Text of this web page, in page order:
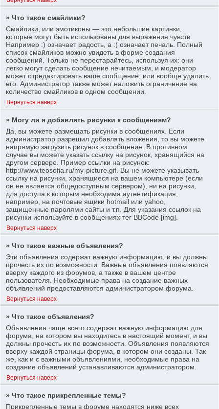
» Что такое смайлики?
Смайлики, или эмотиконы — это небольшие картинки,
которые могут быть использованы для выражения чувств.
Например :) означает радость, а :( означает печаль. Полный
список смайликов можно увидеть в форме создания
сообщений. Только не перестарайтесь, используя их: они
легко могут сделать сообщение нечитаемым, и модератор
может отредактировать ваше сообщение, или вообще удалить
его. Администратор также может наложить ограничение на
количество смайликов в одном сообщении.
Вернуться наверх
» Могу ли я добавлять рисунки к сообщениям?
Да, вы можете размещать рисунки в сообщениях. Если
администратор разрешил добавлять вложения, то вы можете
напрямую загрузить рисунок в сообщение. В противном
случае вы можете указать ссылку на рисунок, хранящийся на
другом сервере. Пример ссылки на рисунок:
http://www.teosofia.ru/my-picture.gif. Вы не можете указывать
ссылку на рисунки, хранящиеся на вашем компьютере (если
он не является общедоступным сервером), ни на рисунки,
для доступа к которым необходима аутентификация,
например, на почтовые ящики hotmail или yahoo,
защищенные паролями сайты и т.п. Для указания ссылок на
рисунки используйте в сообщениях тег BBCode [img].
Вернуться наверх
» Что такое важные объявления?
Эти объявления содержат важную информацию, и вы должны
прочесть их по возможности. Важные объявления появляются
вверху каждого из форумов, а также в вашем центре
пользователя. Необходимые права на создание важных
объявлений предоставляются администратором форума.
Вернуться наверх
» Что такое объявления?
Объявления чаще всего содержат важную информацию для
форума, на котором вы находитесь в настоящий момент, и вы
должны прочесть их по возможности. Объявления появляются
вверху каждой страницы форума, в котором они созданы. Так
же, как и с важными объявлениями, необходимые права на
создание объявлений устанавливаются администратором.
Вернуться наверх
» Что такое прикрепленные темы?
Прикрепленные темы в форуме находятся ниже всех